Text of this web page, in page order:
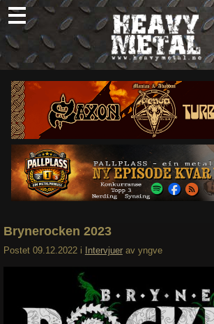
Skip
to
content
Nyheter
Omtaler
Intervjuer
Om oss
Abonner
Søk
Brynerocken 2023
Postet 09.12.2022 i Intervjuer av yngve